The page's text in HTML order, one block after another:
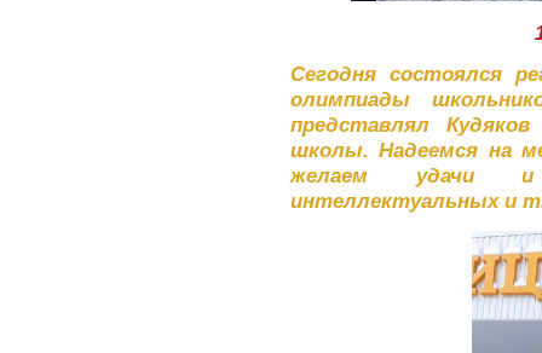
Сегодня состоялся
олимпиады
представлял
школы. Надеемся на
желаем удачи и
интеллектуальных и